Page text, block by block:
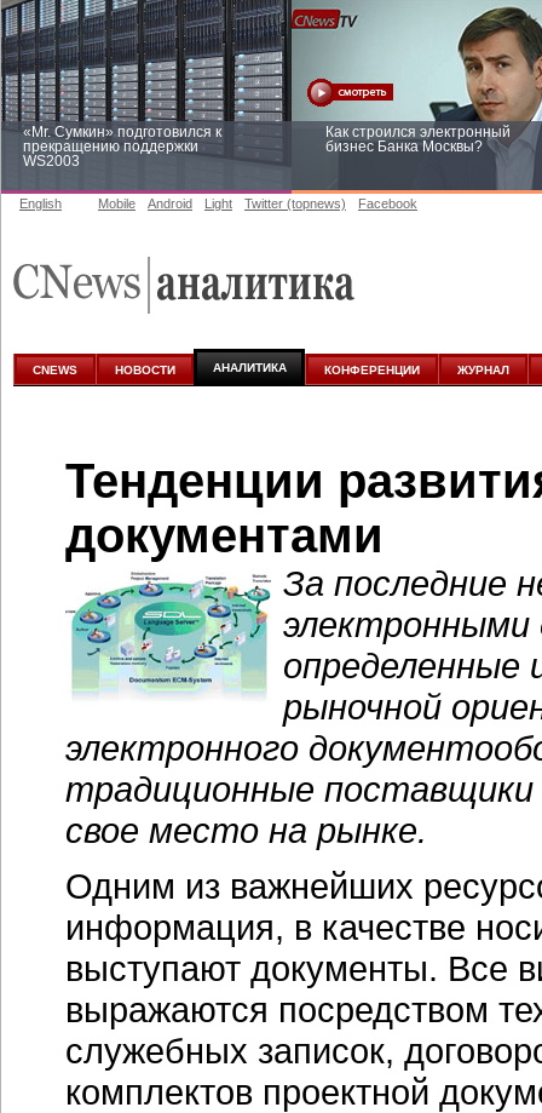
«Mr. Сумкин» подготовился к
прекращению поддержки
WS2003
Как строился электронный
бизнес Банка Москвы?
аналитике
English Mobile Android Light Twitter (topnews) Facebook
CNEWS НОВОСТИ АНАЛИТИКА КОНФЕРЕНЦИИ ЖУРНАЛ
Тенденции
документами
За последние
электронными
определенные
рыночной
электронного
традиционные
свое место на рынке.
Одним из важнейших
информация, в качестве
выступают документы. Все
выражаются посредством
служебных записок,
комплектов проектной